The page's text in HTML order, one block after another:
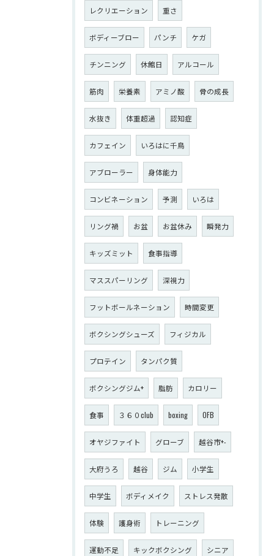
レクリエーション 重さ
ボディーブロー パンチ ケガ
チンニング 休館日 アルコール
筋肉 栄養素 アミノ酸 骨の成長
水抜き 体重超過 認知症
カフェイン いろはに千鳥
アブローラー 身体能力
コンビネーション 予測 いろは
リング禍 お盆 お盆休み 瞬発力
キッズミット 食事指導
マススパーリング 深視力
フットボールネーション 時間変更
ボクシングシューズ フィジカル
プロテイン タンパク質
ボクシングジム+ 脂肪 カロリー
食事 ３６０club boxing OFB
オヤジファイト グローブ 越谷市+-
大府うろ 越谷 ジム 小学生
中学生 ボディメイク ストレス発散
体験 護身術 トレーニング
運動不足 キックボクシング シニア